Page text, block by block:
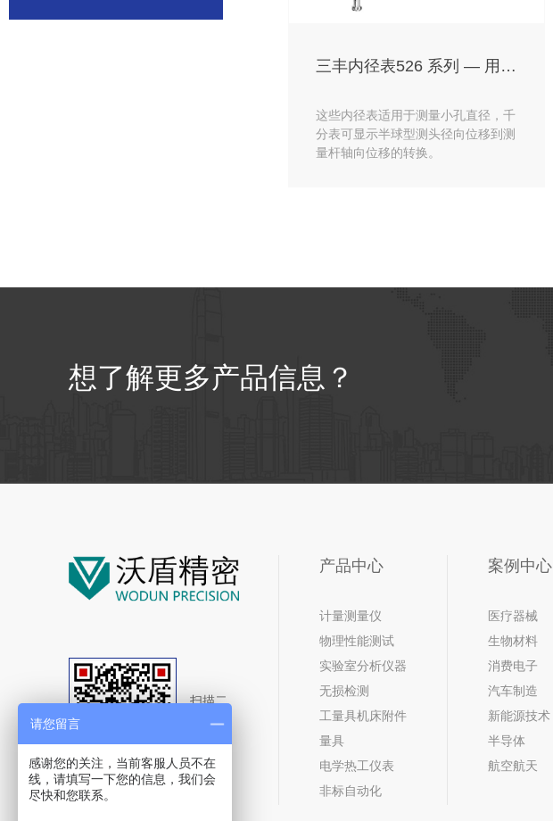
三丰内径表526 系列 — 用于极小
这些内径表适用于测量小孔直径，千
分表可显示半球型测头径向位移到测
量杆轴向位移的转换。
想了解更多产品信息？
扫描二
询
产品中心
计量测量仪
物理性能测试
实验室分析仪器
无损检测
工量具机床附件
量具
电学热工仪表
非标自动化
案例中心
医疗器械
生物材料
消费电子
汽车制造
新能源技术
半导体
航空航天
请您留言
感谢您的关注，当前客服人员不在
线，请填写一下您的信息，我们会
尽快和您联系。